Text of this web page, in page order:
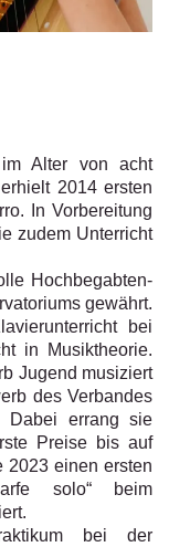
Alter von acht
2014 ersten
In Vorbereitung
zudem Unterricht
Hochbegabten-
gewährt.
bei
in Musiktheorie.
Jugend musiziert
des Verbandes
Dabei errang sie
Preise bis auf
2023 einen ersten
solo“ beim
bei der